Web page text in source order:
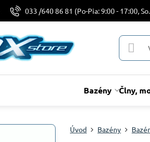
033 /640 86 81 (Po-Pia: 9:00 - 17:00,
Bazény Člny,
Úvod Bazény